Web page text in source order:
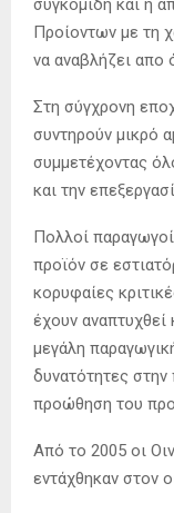
συγκομίδη και η
Προίοντων με τη
να αναβλήζει απο
Στη σύγχρονη
συντηρούν μικρό
συμμετέχοντας
και την
Πολλοί
προϊόν σε
κορυφαίες
έχουν
μεγάλη
δυνατότητες στην
προώθηση του
Από το 2005 οι
εντάχθηκαν στον